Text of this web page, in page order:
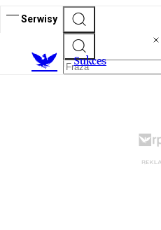
Serwisy
Sukces